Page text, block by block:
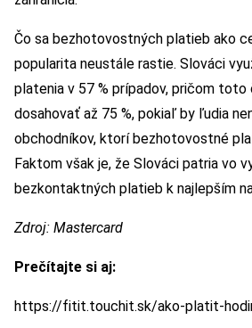
Čo sa bezhotovostných platieb ako
popularita neustále rastie. Slováci
platenia v 57 % prípadov, pričom
dosahovať až 75 %, pokiaľ by ľudia
obchodníkov, ktorí bezhotovostné
Faktom však je, že Slováci patria vo
bezkontaktných platieb k najlepším
Zdroj: Mastercard
Prečítajte si aj:
https://fitit.touchit.sk/ako-platit-